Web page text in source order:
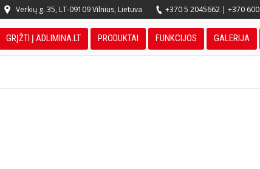
Verkių g. 35, LT-09109 Vilnius, Lietuva +370 5 2045662 | +370
GRĮŽTI Į ADLIMINA.LT PRODUKTAI FUNKCIJOS GALERIJA